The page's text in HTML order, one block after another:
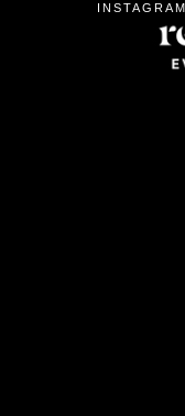
INSTAGRAM